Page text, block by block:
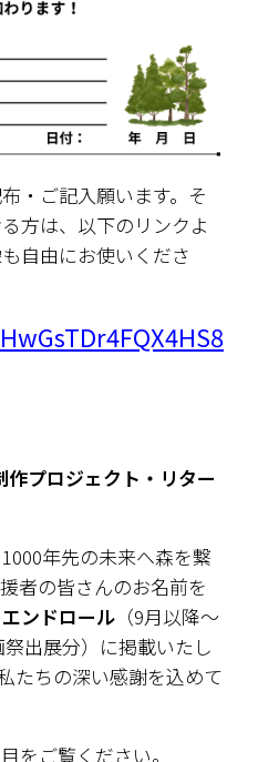
・ご記入願います。そ
方は、以下のリンクよ
自由にお使いくださ
作プロジェクト・リター
年先の未来へ森を繋
者の皆さんのお名前を
ンドロール （9月以降〜
出展分）に掲載いたし
たちの深い感謝を込めて
をご覧ください。